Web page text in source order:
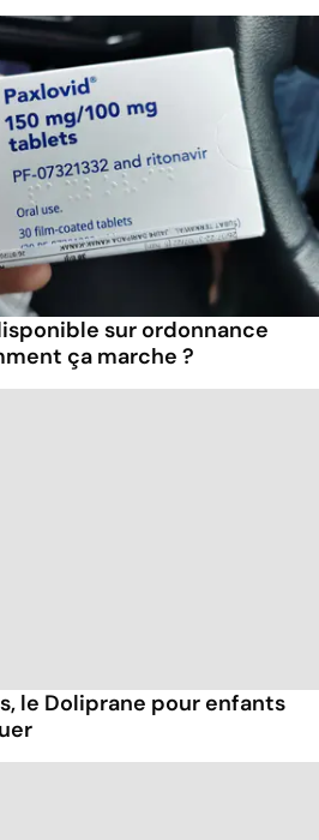
sur ordonnance
ça marche ?
le Doliprane pour enfants